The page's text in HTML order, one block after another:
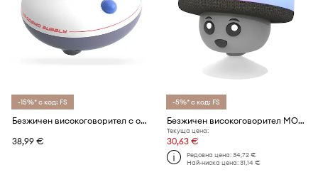
-15%* с код: FS
Безжичен високоговорител с осветление MOB Cosmo Bubbly 9 cm
38,99 €
-5%* с код: FS
Безжичен високоговорител MOB Mega Mush
Текуща цена:
30,63 €
Редовна цена:34,72 €
Най-ниска цена:31,14 €